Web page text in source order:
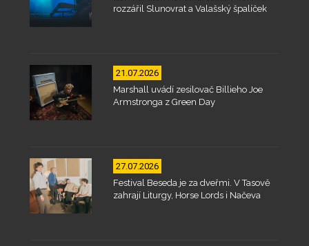
rozzářil Slunovrat a Valašský špalíček
21.07.2026
Marshall uvádí zesilovač Billieho Joe
Armstronga z Green Day
27.07.2026
Festival Beseda je za dveřmi. V Tasově
zahrají Liturgy, Horse Lords i Načeva